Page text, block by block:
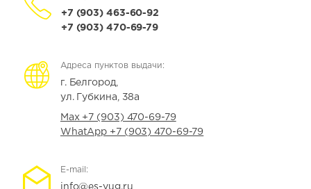
+7 (903) 463-60-92
+7 (903) 470-69-79
Адреса пунктов выдачи:
г. Белгород,
ул. Губкина, 38а
Max +7 (903) 470-69-79
WhatApp +7 (903) 470-69-79
E-mail:
info@es-yug.ru